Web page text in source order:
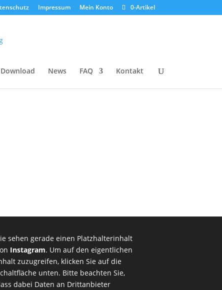
Impressum Mein Konto 0-Artikel
Download News FAQ Kontakt
sehen gerade einen Platzhalterinhalt
Instagram. Um auf den eigentlichen
zuzugreifen, klicken Sie auf die
unten. Bitte beachten Sie,
dabei Daten an Drittanbieter